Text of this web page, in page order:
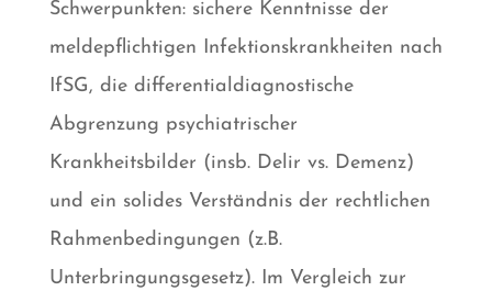
Schwerpunkten: sichere Kenntnisse der
meldepflichtigen Infektionskrankheiten nach
IfSG, die differentialdiagnostische
Abgrenzung psychiatrischer
Krankheitsbilder (insb. Delir vs. Demenz)
und ein solides Verständnis der rechtlichen
Rahmenbedingungen (z.B.
Unterbringungsgesetz). Im Vergleich zur